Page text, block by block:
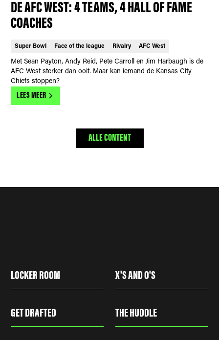
DE AFC WEST: 4 TEAMS, 4 HALL OF FAME
COACHES
Super Bowl Face of the league Rivalry AFC West
Met Sean Payton, Andy Reid, Pete Carroll en Jim Harbaugh is de
AFC West sterker dan ooit. Maar kan iemand de Kansas City
Chiefs stoppen?
LEES MEER
ALLE CONTENT
LOCKER ROOM X'S AND O'S
GET DRAFTED THE HUDDLE